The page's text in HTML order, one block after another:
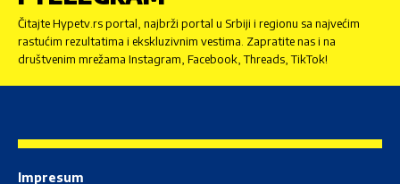
Čitajte Hypetv.rs portal, najbrži portal u Srbiji i regionu sa najvećim
rastućim rezultatima i ekskluzivnim vestima. Zapratite nas i na
društvenim mrežama Instagram, Facebook, Threads, TikTok!
Impresum